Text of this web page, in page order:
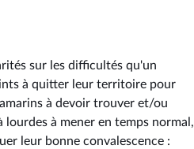
sur les difficultés qu'un
à quitter leur territoire pour
à devoir trouver et/ou
à mener en temps normal,
leur bonne convalescence :